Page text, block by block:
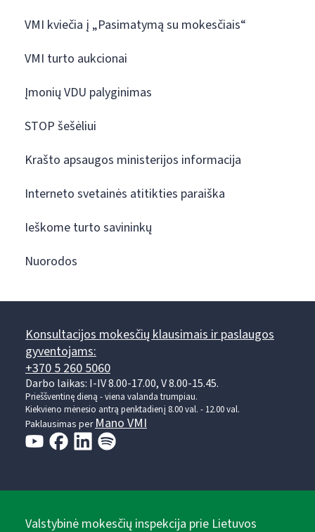
VMI kviečia į „Pasimatymą su mokesčiais“
VMI turto aukcionai
Įmonių VDU palyginimas
STOP šešėliui
Krašto apsaugos ministerijos informacija
Interneto svetainės atitikties paraiška
Ieškome turto savininkų
Nuorodos
Konsultacijos mokesčių klausimais ir paslaugos
gyventojams:
+370 5 260 5060
Darbo laikas: I-IV 8.00-17.00, V 8.00-15.45.
Prieššventinę dieną - viena valanda trumpiau.
Kiekvieno mėnesio antrą penktadienį 8.00 val. - 12.00 val.
Paklausimas per Mano VMI
Valstybinė mokesčių inspekcija prie Lietuvos